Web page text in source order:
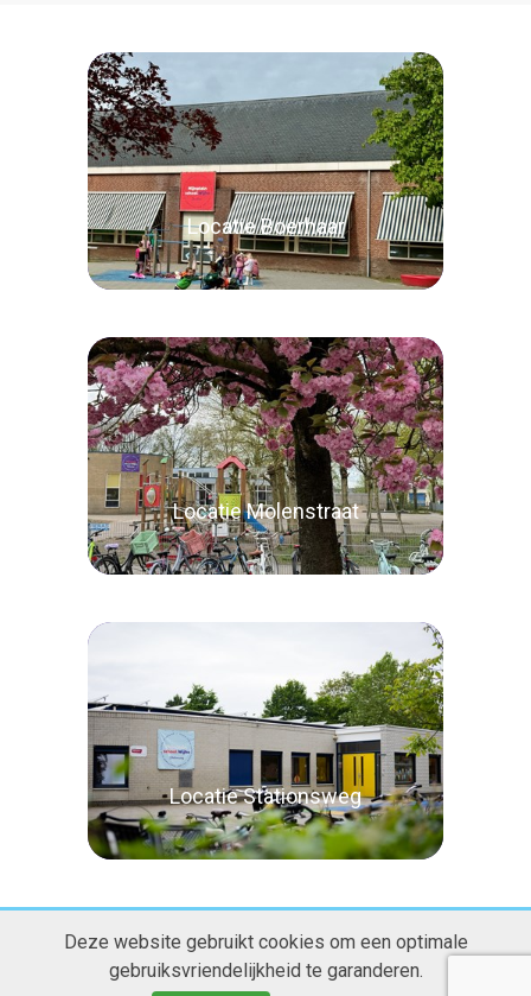
Locatie Boerhaar
Lees verder
Locatie Molenstraat
Lees verder
Locatie Stationsweg
Deze website gebruikt cookies om een optimale
gebruiksvriendelijkheid te garanderen.